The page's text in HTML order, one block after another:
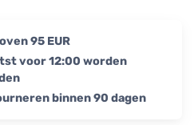
95 EUR
voor 12:00 worden
binnen 90 dagen